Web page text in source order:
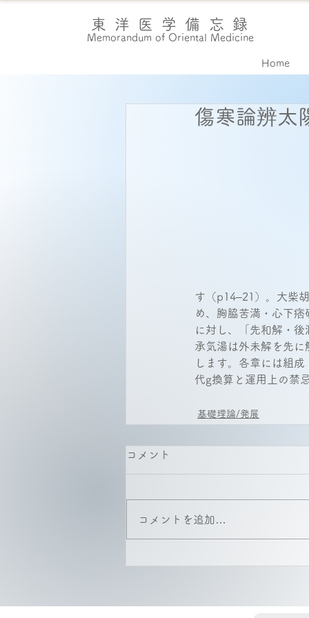
東洋医学備忘録
Memorandum of Oriental Medicine
Home
傷寒論辨太
す（p14–21）。大柴
め、胸脇苦満・心下
に対し、「先和解・
承気湯は外未解を先
します。各章には組
代g換算と運用上の禁
基礎理論/発展
コメント
コメントを追加…